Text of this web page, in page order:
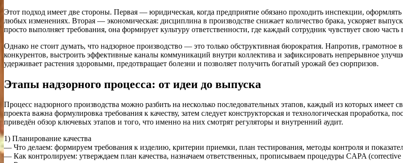
Этот подход имеет две стороны. Первая — юридическая, когда предприятие обязано проходить инспекции,
любых изменениях. Вторая — экономическая: дисциплина в производстве снижает количество брака, ускоряет
просто выполняет требования, она формирует культуру ответственности, где каждый сотрудник чувствует свою часть
Однако не стоит думать, что надзорное производство — это только обструктивная бюрократия. Напротив,
конкурентов, выстроить эффективные каналы коммуникаций внутри коллектива и зафиксировать непрерывное
удерживает растения здоровыми, предотвращает болезни и позволяет получить богатый урожай без сюрпризов.
Этапы надзорного процесса: от идеи до выпуска
Процесс надзорного производства можно разбить на несколько последовательных этапов, каждый из которых имеет
проекта важна формулировка требования к качеству, затем следует конструкторская и технологическая проработка,
приведён обзор ключевых этапов и того, что именно на них смотрят регуляторы и внутренний аудит.
1) Планирование качества
— Что делаем: формируем требования к изделию, критерии приемки, план тестирования, методы контроля и
— Как контролируем: утверждаем план качества, назначаем ответственных, прописываем процедуры CAPA (corrective